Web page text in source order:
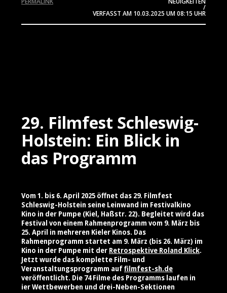
/
VERFASST AM 10.03.2025 UM 08:15 UHR
29. Filmfest Schleswig-
Holstein: Ein Blick in
das Programm
Vom 1. bis 6. April 2025 öffnet das 29. Filmfest
Schleswig-Holstein seine Leinwand im Festivalkino
Kino in der Pumpe (Kiel, Haßstr. 22). Begleitet wird das
Festival von einem Rahmenprogramm vom 9. März bis
25. April in mehreren Kieler Kinos. Das
Rahmenprogramm startet am 9. März (bis 26. März) im
Kino in der Pumpe mit der Retrospektive Roland Klick.
Jetzt wurde das komplette Film- und
Veranstaltungsprogramm auffilmfest-sh.de
veröffentlicht. Die 74 Filme des Programms laufen in
ier Wettbewerben und drei-Neben-Sektionen